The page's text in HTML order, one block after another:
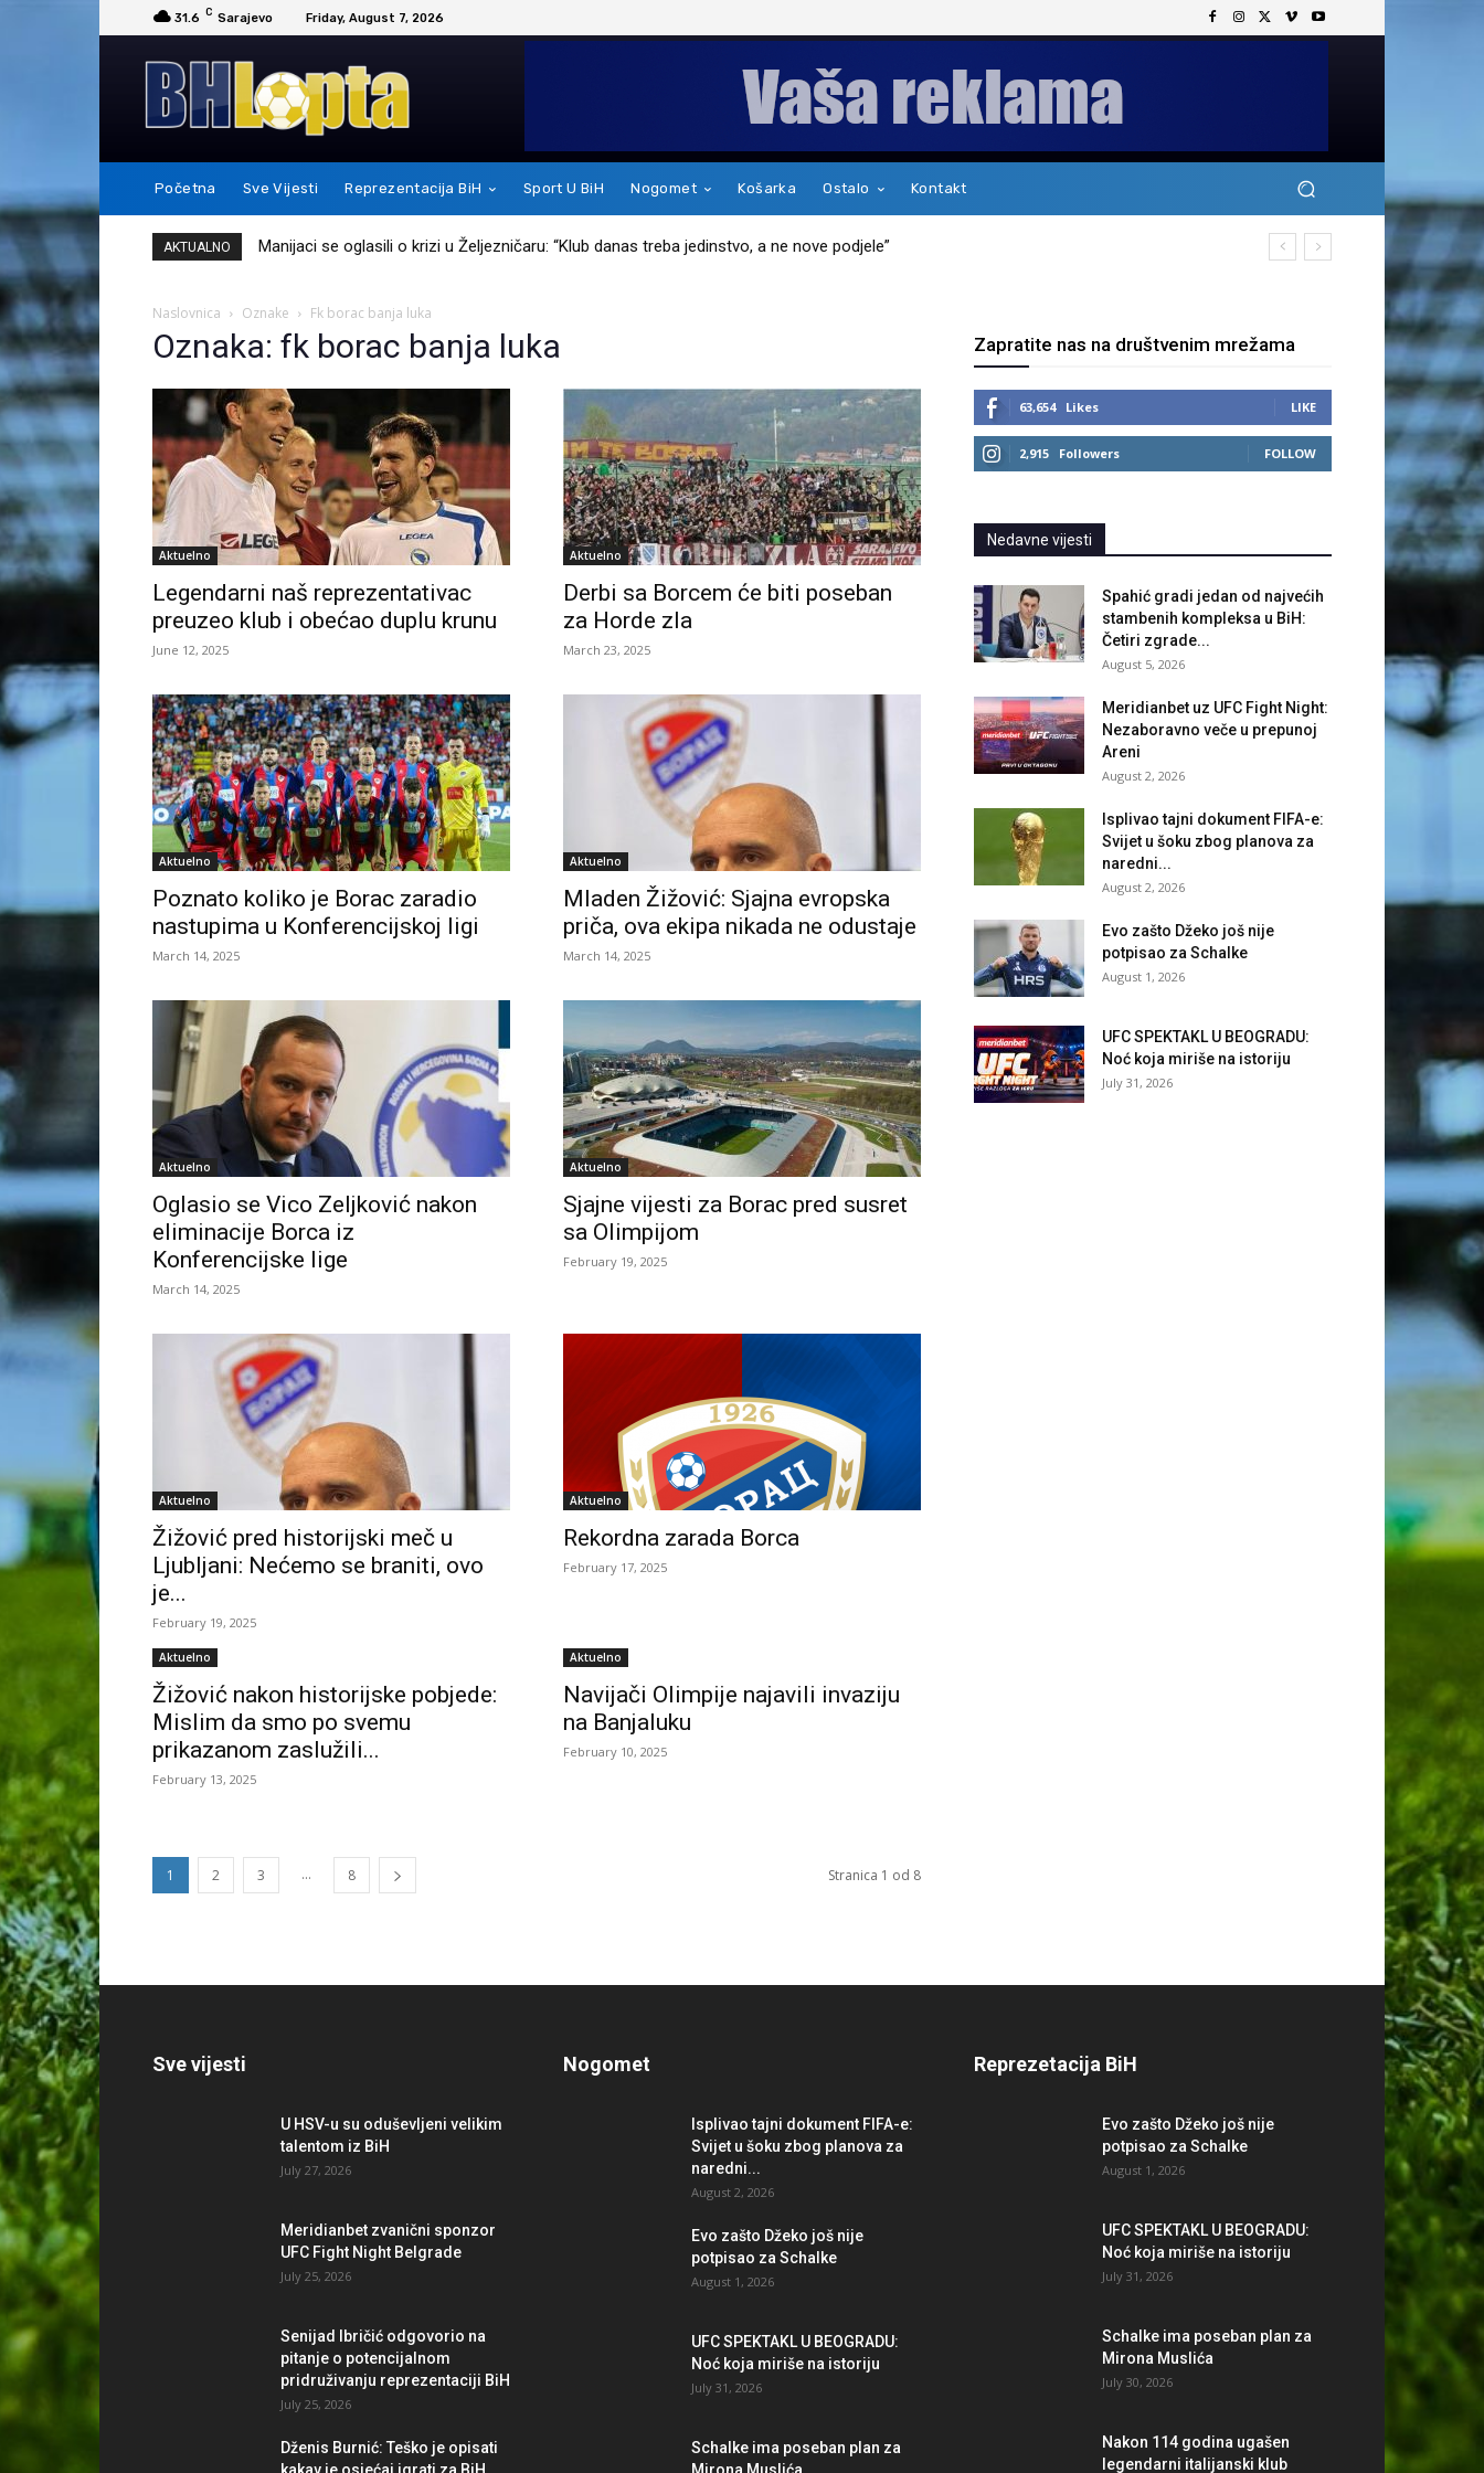
31.6 C Sarajevo Friday, August 7, 2026
Početna Sve Vijesti Reprezentacija BiH Sport U BiH Nogomet Košarka Ostalo Kontakt
AKTUALNO Manijaci se oglasili o krizi u Željezničaru: “Klub danas treba jedinstvo, a ne nove podjele”
Messi je ovim potezom pokazao kakav je zapravo čovjek
Naslovnica Oznake Fk borac banja luka
Oznaka: fk borac banja luka
Aktuelno
Legendarni naš reprezentativac
preuzeo klub i obećao duplu krunu
June 12, 2025
Aktuelno
Derbi sa Borcem će biti poseban
za Horde zla
March 23, 2025
Aktuelno
Poznato koliko je Borac zaradio
nastupima u Konferencijskoj ligi
March 14, 2025
Aktuelno
Mladen Žižović: Sjajna evropska
priča, ova ekipa nikada ne odustaje
March 14, 2025
Aktuelno
Oglasio se Vico Zeljković nakon
eliminacije Borca iz
Konferencijske lige
March 14, 2025
Aktuelno
Sjajne vijesti za Borac pred susret
sa Olimpijom
February 19, 2025
Aktuelno
Žižović pred historijski meč u
Ljubljani: Nećemo se braniti, ovo
je...
February 19, 2025
Aktuelno
Rekordna zarada Borca
February 17, 2025
Aktuelno
Žižović nakon historijske pobjede:
Mislim da smo po svemu
prikazanom zaslužili...
February 13, 2025
Aktuelno
Navijači Olimpije najavili invaziju
na Banjaluku
February 10, 2025
1 2 3 ... 8 Stranica 1 od 8
Zapratite nas na društvenim mrežama
63,654 Likes LIKE
2,915 Followers FOLLOW
Nedavne vijesti
Spahić gradi jedan od najvećih
stambenih kompleksa u BiH:
Četiri zgrade...
August 5, 2026
Meridianbet uz UFC Fight Night:
Nezaboravno veče u prepunoj
Areni
August 2, 2026
Isplivao tajni dokument FIFA-e:
Svijet u šoku zbog planova za
naredni...
August 2, 2026
Evo zašto Džeko još nije
potpisao za Schalke
August 1, 2026
UFC SPEKTAKL U BEOGRADU:
Noć koja miriše na istoriju
July 31, 2026
Sve vijesti
U HSV-u su oduševljeni velikim
talentom iz BiH
July 27, 2026
Meridianbet zvanični sponzor
UFC Fight Night Belgrade
July 25, 2026
Senijad Ibričić odgovorio na
pitanje o potencijalnom
pridruživanju reprezentaciji BiH
July 25, 2026
Dženis Burnić: Teško je opisati
Nogomet
Isplivao tajni dokument FIFA-e:
Svijet u šoku zbog planova za
naredni...
August 2, 2026
Evo zašto Džeko još nije
potpisao za Schalke
August 1, 2026
UFC SPEKTAKL U BEOGRADU:
Noć koja miriše na istoriju
July 31, 2026
Schalke ima poseban plan za
Reprezetacija BiH
Evo zašto Džeko još nije
potpisao za Schalke
August 1, 2026
UFC SPEKTAKL U BEOGRADU:
Noć koja miriše na istoriju
July 31, 2026
Schalke ima poseban plan za
Mirona Muslića
July 30, 2026
Nakon 114 godina ugašen
legendarni italijanski klub